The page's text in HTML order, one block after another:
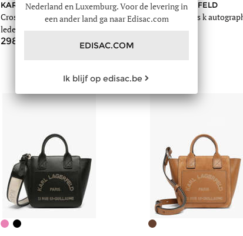
KARL LAGERFELD
Cross body tas k autograph
leder
298
KARL LAGERFELD
Cross body tas k
Nederland en Luxemburg. Voor de levering in
een ander land ga naar Edisac.com
EDISAC.COM
Ik blijf op edisac.be